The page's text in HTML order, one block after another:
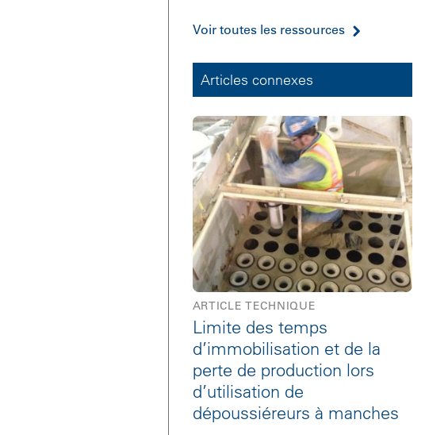
Voir toutes les ressources
Articles connexes
ARTICLE TECHNIQUE
Limite des temps
d’immobilisation et de la
perte de production lors
d’utilisation de
dépoussiéreurs à manches